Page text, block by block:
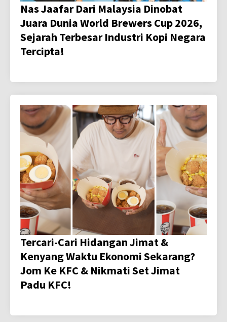
Nas Jaafar Dari Malaysia Dinobat
Juara Dunia World Brewers Cup 2026,
Sejarah Terbesar Industri Kopi Negara
Tercipta!
Tercari-Cari Hidangan Jimat &
Kenyang Waktu Ekonomi Sekarang?
Jom Ke KFC & Nikmati Set Jimat
Padu KFC!